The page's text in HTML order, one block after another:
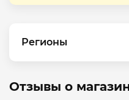
Регионы
Отзывы о